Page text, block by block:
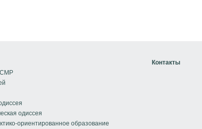
СМР
одиссея
ориентированное образование
Контакты